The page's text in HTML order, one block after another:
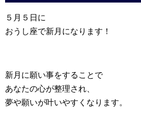
５月５日に
おうし座で新月になります！
新月に願い事をすることで
あなたの心が整理され、
夢や願いが叶いやすくなります。